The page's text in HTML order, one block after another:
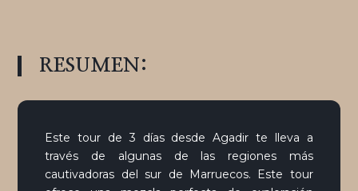
RESUMEN:
Este tour de 3 días desde Agadir te lleva a
través de algunas de las regiones más
cautivadoras del sur de Marruecos. Este tour